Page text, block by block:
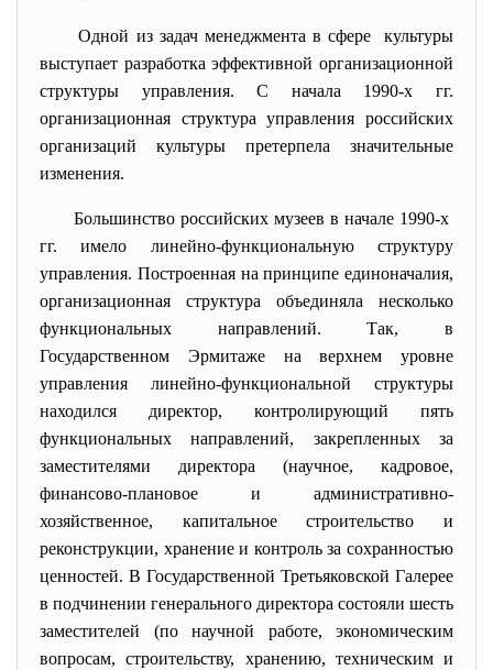
Одной из задач менеджмента в сфере культуры
выступает разработка эффективной организационной
структуры управления. С начала 1990-х гг.
организационная структура управления российских
организаций культуры претерпела значительные
изменения.
Большинство российских музеев в начале 1990-х
гг. имело линейно-функциональную структуру
управления. Построенная на принципе единоначалия,
организационная структура объединяла несколько
функциональных направлений. Так, в
Государственном Эрмитаже на верхнем уровне
управления линейно-функциональной структуры
находился директор, контролирующий пять
функциональных направлений, закрепленных за
заместителями директора (научное, кадровое,
финансово-плановое и административно-
хозяйственное, капитальное строительство и
реконструкции, хранение и контроль за сохранностью
ценностей. В Государственной Третьяковской Галерее
в подчинении генерального директора состояли шесть
заместителей (по научной работе, экономическим
вопросам, строительству, хранению, техническим и